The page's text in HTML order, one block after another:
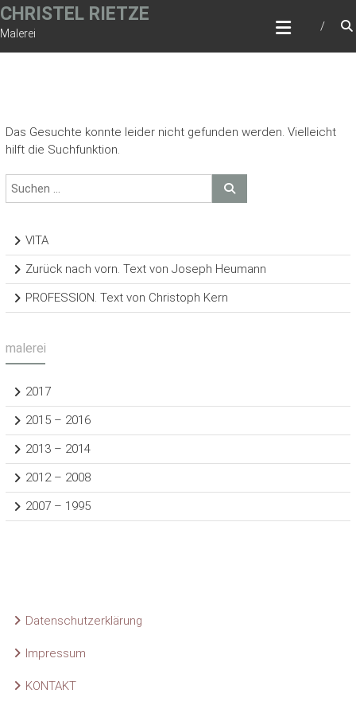
Zum
Inhalt
CHRISTEL RIETZE
Malerei
Das Gesuchte konnte leider nicht gefunden werden. Vielleicht
hilft die Suchfunktion.
VITA
Zurück nach vorn. Text von Joseph Heumann
PROFESSION. Text von Christoph Kern
malerei
2017
2015 – 2016
2013 – 2014
2012 – 2008
2007 – 1995
Datenschutzerklärung
Impressum
KONTAKT